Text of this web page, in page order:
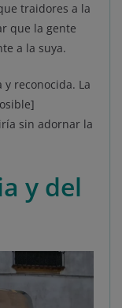
traidores a la
que la gente
a la suya.
reconocida. La
sin adornar la
y del